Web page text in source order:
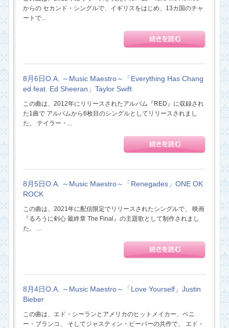
からの セカンド・シングルで、イギリスをはじめ、13カ国のチャ
ートで...
8月6日O.A. ～Music Maestro～「Everything Has Chang
ed feat. Ed Sheeran」Taylor Swift
この曲は、2012年にリリースされたアルバム『RED』に収録され
た1曲で アルバムから6枚目のシングルとしてリリースされまし
た。 テイラー・...
8月5日O.A. ～Music Maestro～「Renegades」ONE OK
ROCK
この曲は、2021年に配信限定でリリースされたシングルで、 映画
『るろうに剣心 最終章 The Final』の主題歌として制作されまし
た。 ...
8月4日O.A. ～Music Maestro～「Love Yourself」Justin
Bieber
この曲は、エド・シーランとアメリカのヒットメイカー、ベニ
ー・ブランコ、 そしてジャスティン・ビーバーの共作で、 エド・